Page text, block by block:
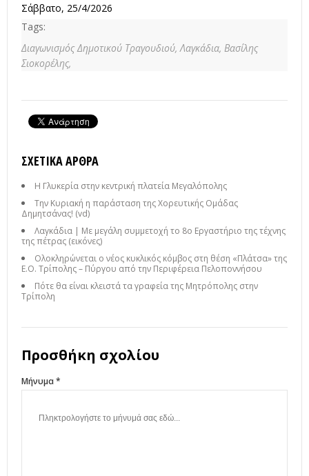
Σάββατο, 25/4/2026
Tags:
Διαγωνισμός Δημοτικού Τραγουδιού,Λαγκάδια, Βασίλης
Σιοκορέλης,
ΣΧΕΤΙΚΆ ΆΡΘΡΑ
Η Γλυκερία στην κεντρική πλατεία Μεγαλόπολης
Την Κυριακή η παράσταση της Χορευτικής Ομάδας
Δημητσάνας! (vd)
Λαγκάδια | Με μεγάλη συμμετοχή το 8ο Εργαστήριο της τέχνης
της πέτρας (εικόνες)
Ολοκληρώνεται ο νέος κυκλικός κόμβος στη θέση «Πλάτσα» της
Ε.Ο. Τρίπολης – Πύργου από την Περιφέρεια Πελοποννήσου
Πότε θα είναι κλειστά τα γραφεία της Μητρόπολης στην
Τρίπολη
Προσθήκη σχολίου
Μήνυμα *